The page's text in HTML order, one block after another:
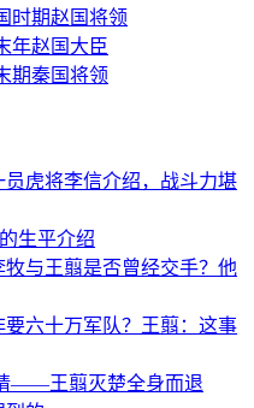
时期赵国将领
年赵国大臣
期秦国将领
虎将李信介绍，战斗力堪
生平介绍
牧与王翦是否曾经交手？他
六十万军队？王翦：这事
――王翦灭楚全身而退